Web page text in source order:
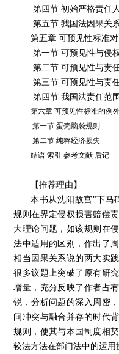
第四节 初始严格责任
第五节 我国法因果关
第五章 可预见性标准
第一节 可预见性与侵
第二节 可预见性与责
第三节 可预见性与责
第四节 我国法责任范
第六章 可预见性标准的例
第一节 蛋壳脑袋规则
第二节 纯粹经济损失
结语 索引 参考文献 后记
【推荐理由】
本书从沈阳故宫"下马
规则在界定侵权损害赔偿
大理论问题，如该规则在
法中适用的区别，作出了
相当因果关系说的两大实
很多议题上突破了原有研
增量，充分反映了作者占
锐，分析问题的深入周密
间冲突与融合并存的时代
规则，使其与本国制度相
较法方法在部门法中的运用